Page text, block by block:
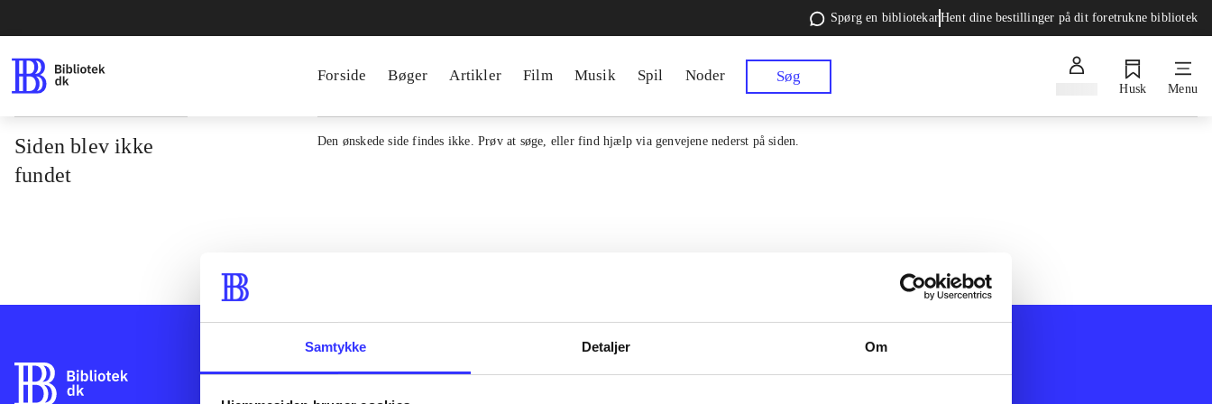
Samtykke Detaljer Om
Spørg en bibliotekarHent dine bestillinger på dit foretrukne bibliotek
Forside Bøger Artikler Film Musik Spil Noder Søg
Husk Menu
Siden blev ikke
fundet
Den ønskede side findes ikke. Prøv at søge, eller find hjælp via genvejene nederst på siden.
Bibliotek.dk er en samlet indgang til alle danske
Kontakt os Afdelinger